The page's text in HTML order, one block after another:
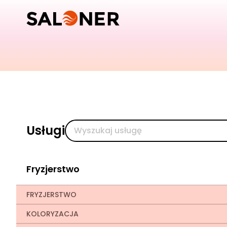
Usługi
Fryzjerstwo
FRYZJERSTWO
KOLORYZACJA